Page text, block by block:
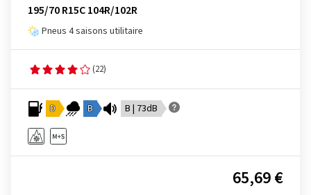
195/70 R15C 104R/102R
Pneus 4 saisons utilitaire
(22)
D B B | 73dB
65,69 €